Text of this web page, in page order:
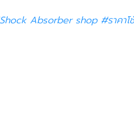
Absorber shop #ราคาโ